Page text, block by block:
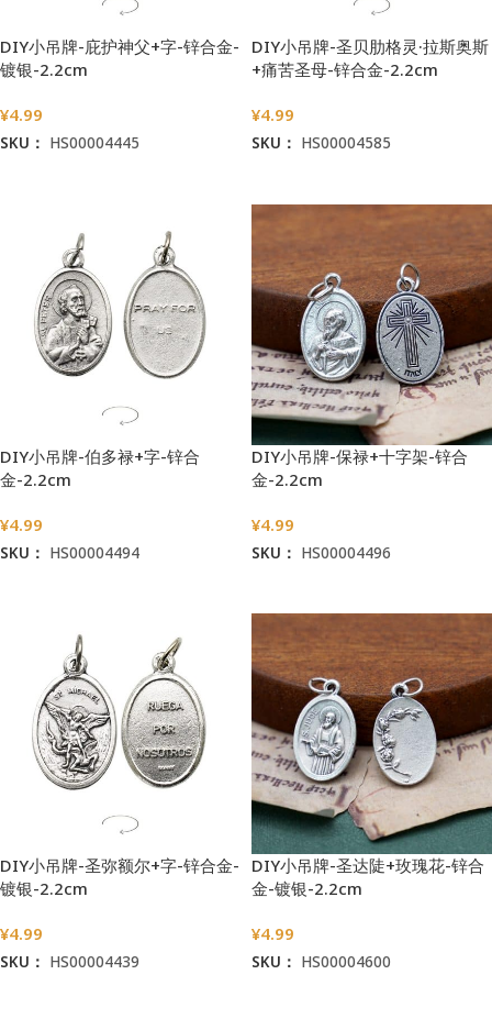
DIY小吊牌-庇护神父+字-锌合金-
镀银-2.2cm
¥4.99
SKU： HS00004445
DIY小吊牌-圣贝肋格灵·拉斯奥斯
+痛苦圣母-锌合金-2.2cm
¥4.99
SKU： HS00004585
DIY小吊牌-伯多禄+字-锌合
金-2.2cm
¥4.99
SKU： HS00004494
DIY小吊牌-保禄+十字架-锌合
金-2.2cm
¥4.99
SKU： HS00004496
DIY小吊牌-圣弥额尔+字-锌合金-
镀银-2.2cm
¥4.99
SKU： HS00004439
DIY小吊牌-圣达陡+玫瑰花-锌合
金-镀银-2.2cm
¥4.99
SKU： HS00004600